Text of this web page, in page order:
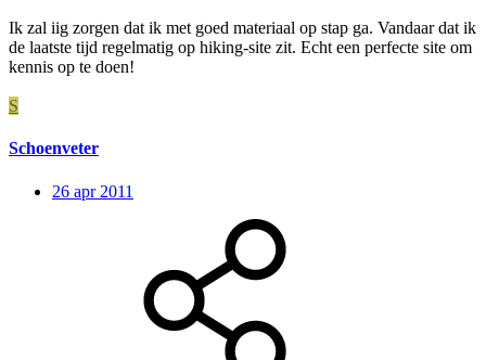
Ik zal iig zorgen dat ik met goed materiaal op stap ga. Vandaar dat ik
de laatste tijd regelmatig op hiking-site zit. Echt een perfecte site om
kennis op te doen!
S
Schoenveter
26 apr 2011